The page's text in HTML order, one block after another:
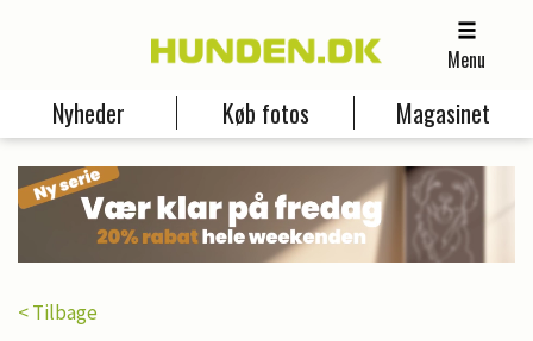
Menu
Nyheder Køb fotos Magasinet
< Tilbage